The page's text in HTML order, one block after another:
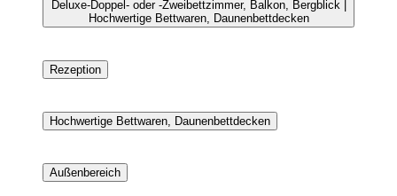
Deluxe-Doppel- oder -Zweibettzimmer, Balkon, Bergblick |
Hochwertige Bettwaren, Daunenbettdecken
Rezeption
Hochwertige Bettwaren, Daunenbettdecken
Außenbereich